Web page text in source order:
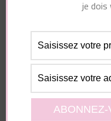
Vous
je dois